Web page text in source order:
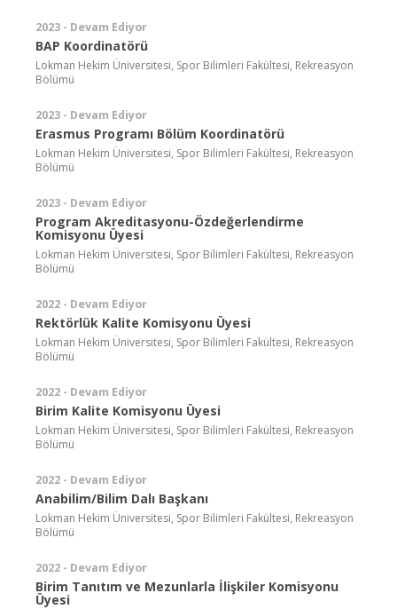
2023 - Devam Ediyor
BAP Koordinatörü
Lokman Hekim Üniversitesi, Spor Bilimleri Fakültesi, Rekreasyon
Bölümü
2023 - Devam Ediyor
Erasmus Programı Bölüm Koordinatörü
Lokman Hekim Üniversitesi, Spor Bilimleri Fakültesi, Rekreasyon
Bölümü
2023 - Devam Ediyor
Program Akreditasyonu-Özdeğerlendirme
Komisyonu Üyesi
Lokman Hekim Üniversitesi, Spor Bilimleri Fakültesi, Rekreasyon
Bölümü
2022 - Devam Ediyor
Rektörlük Kalite Komisyonu Üyesi
Lokman Hekim Üniversitesi, Spor Bilimleri Fakültesi, Rekreasyon
Bölümü
2022 - Devam Ediyor
Birim Kalite Komisyonu Üyesi
Lokman Hekim Üniversitesi, Spor Bilimleri Fakültesi, Rekreasyon
Bölümü
2022 - Devam Ediyor
Anabilim/Bilim Dalı Başkanı
Lokman Hekim Üniversitesi, Spor Bilimleri Fakültesi, Rekreasyon
Bölümü
2022 - Devam Ediyor
Birim Tanıtım ve Mezunlarla İlişkiler Komisyonu
Üyesi